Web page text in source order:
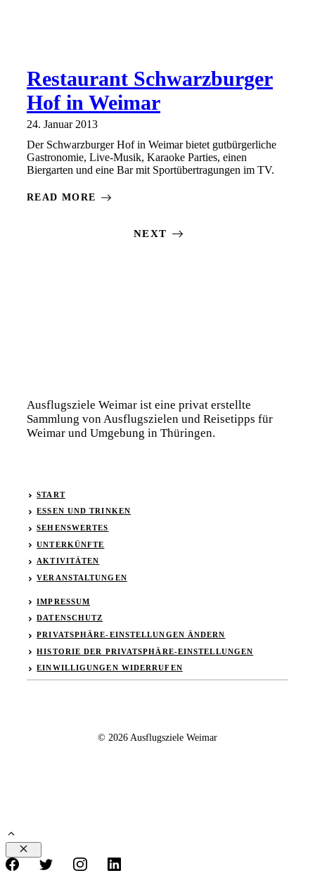
Restaurant Schwarzburger
Hof in Weimar
24. Januar 2013
Der Schwarzburger Hof in Weimar bietet gutbürgerliche
Gastronomie, Live-Musik, Karaoke Parties, einen
Biergarten und eine Bar mit Sportübertragungen im TV.
READ MORE
NEXT
Ausflugsziele Weimar ist eine privat erstellte
Sammlung von Ausflugszielen und Reisetipps für
Weimar und Umgebung in Thüringen.
START
ESSEN UND TRINKEN
SEHENSWERTES
UNTERKÜNFTE
AKTIVITÄTEN
VERANSTALTUNGEN
IMPRESSUM
DATENSCHUTZ
PRIVATSPHÄRE-EINSTELLUNGEN ÄNDERN
HISTORIE DER PRIVATSPHÄRE-EINSTELLUNGEN
EINWILLIGUNGEN WIDERRUFEN
© 2026 Ausflugsziele Weimar
Schließen